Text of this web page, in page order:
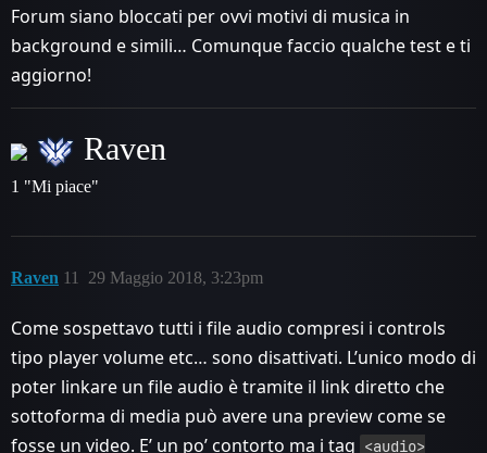
Forum siano bloccati per ovvi motivi di musica in
background e simili… Comunque faccio qualche test e ti
aggiorno!
Raven
1 "Mi piace"
Raven 29 Maggio 2018, 3:23pm
11
Come sospettavo tutti i file audio compresi i controls
tipo player volume etc… sono disattivati. L’unico modo di
poter linkare un file audio è tramite il link diretto che
sottoforma di media può avere una preview come se
fosse un video. E’ un po’ contorto ma i tag <audio>